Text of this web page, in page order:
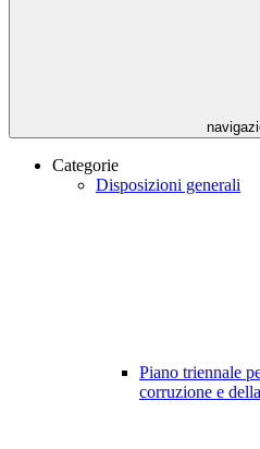
Categorie
Disposizioni generali
Piano triennale
corruzione e